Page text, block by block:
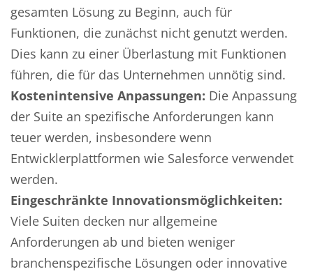
gesamten Lösung zu Beginn, auch für
Funktionen, die zunächst nicht genutzt werden.
Dies kann zu einer Überlastung mit Funktionen
führen, die für das Unternehmen unnötig sind.
Kostenintensive Anpassungen: Die Anpassung
der Suite an spezifische Anforderungen kann
teuer werden, insbesondere wenn
Entwicklerplattformen wie Salesforce verwendet
werden.
Eingeschränkte Innovationsmöglichkeiten:
Viele Suiten decken nur allgemeine
Anforderungen ab und bieten weniger
branchenspezifische Lösungen oder innovative